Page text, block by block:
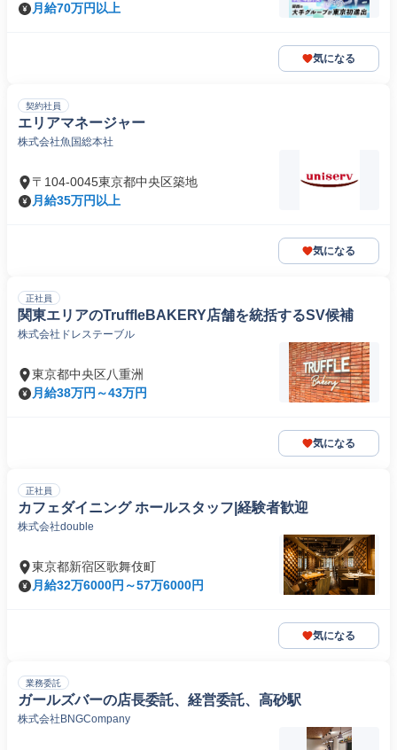
月給70万円以上
気になる
契約社員
エリアマネージャー
株式会社魚国総本社
〒104-0045東京都中央区築地
月給35万円以上
気になる
正社員
関東エリアのTruffleBAKERY店舗を統括するSV候補
株式会社ドレステーブル
東京都中央区八重洲
月給38万円～43万円
気になる
正社員
カフェダイニング ホールスタッフ|経験者歓迎
株式会社double
東京都新宿区歌舞伎町
月給32万6000円～57万6000円
気になる
業務委託
ガールズバーの店長委託、経営委託、高砂駅
株式会社BNGCompany